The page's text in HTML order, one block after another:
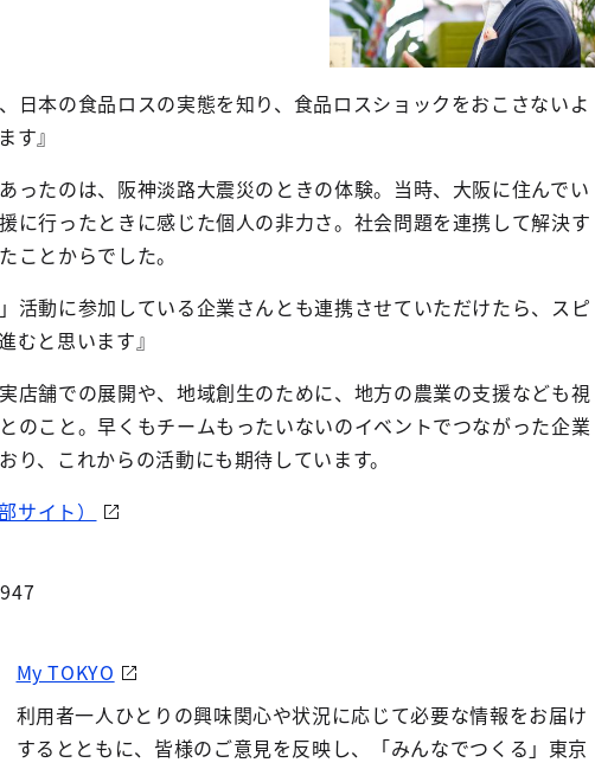
日本の食品ロスの実態を知り、食品ロスショックをおこさないよ
す』
ったのは、阪神淡路大震災のときの体験。当時、大阪に住んでい
に行ったときに感じた個人の非力さ。社会問題を連携して解決す
ことからでした。
活動に参加している企業さんとも連携させていただけたら、スピ
むと思います』
店舗での展開や、地域創生のために、地方の農業の支援なども視
のこと。早くもチームもったいないのイベントでつながった企業
り、これからの活動にも期待しています。
イト）
My TOKYO
利用者一人ひとりの興味関心や状況に応じて必要な情報をお届け
するとともに、皆様のご意見を反映し、「みんなでつくる」東京